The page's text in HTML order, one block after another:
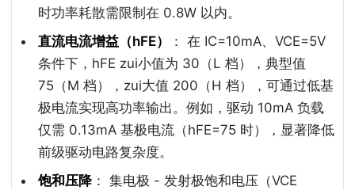
时功率耗散需限制在 0.8W 以内。
直流电流增益（hFE）
： 在 IC=10mA、VCE=5V
条件下，hFE zui小值为 30（L 档），典型值
75（M 档），zui大值 200（H 档），可通过低基
极电流实现高功率输出。例如，驱动 10mA 负载
仅需 0.13mA 基极电流（hFE=75 时），显著降低
前级驱动电路复杂度。
饱和压降： 集电极 - 发射极饱和电压（VCE